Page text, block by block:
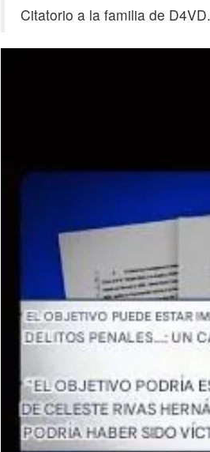
Citatorio a la familia de D4VD.